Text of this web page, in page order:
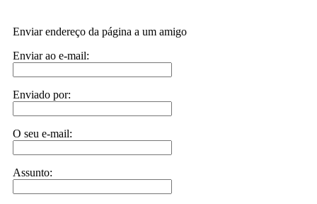
Enviar endereço da página a um amigo
Enviar ao e-mail:
Enviado por:
O seu e-mail:
Assunto: